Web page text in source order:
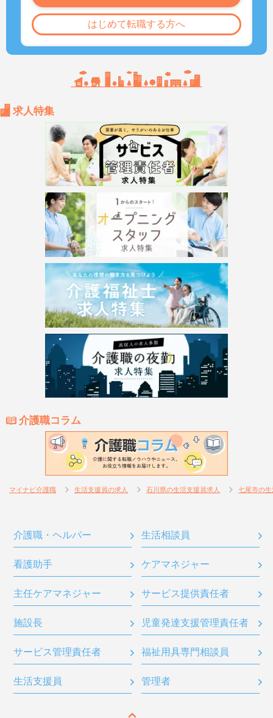
はじめて転職する方へ
求人特集
介護職コラム
マイナビ介護職 生活支援員の求人 石川県の生活支援員求人 七尾市の
介護職・ヘルパー 生活相談員
看護助手 ケアマネジャー
主任ケアマネジャー サービス提供責任者
施設長 児童発達支援管理責任者
サービス管理責任者 福祉用具専門相談員
生活支援員 管理者